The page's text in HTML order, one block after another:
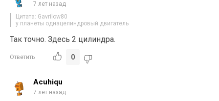
7 лет назад
Цитата: Gavrilow80
у планеты однацелиндровый двигатель
Так точно. Здесь 2 цилиндра.
Ответить 0
Acuhiqu
7 лет назад